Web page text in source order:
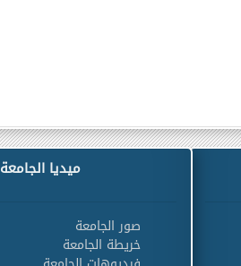
ميديا الجامعة
صور الجامعة
خريطة الجامعة